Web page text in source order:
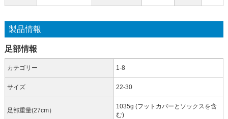
製品情報
足部情報
カテゴリー 1-8
サイズ 22-30
足部重量(27cm）
1035g (フットカバーとソックスを含
む)